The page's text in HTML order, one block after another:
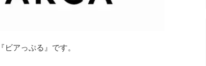
アっぷる』です。